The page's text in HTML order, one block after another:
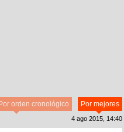
Por mejores
orden cronológico
4 ago 2015, 14:40